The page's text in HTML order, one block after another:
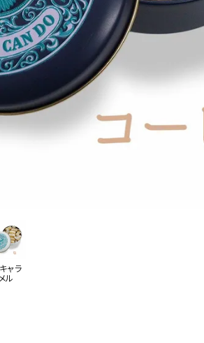
ャラ
メル